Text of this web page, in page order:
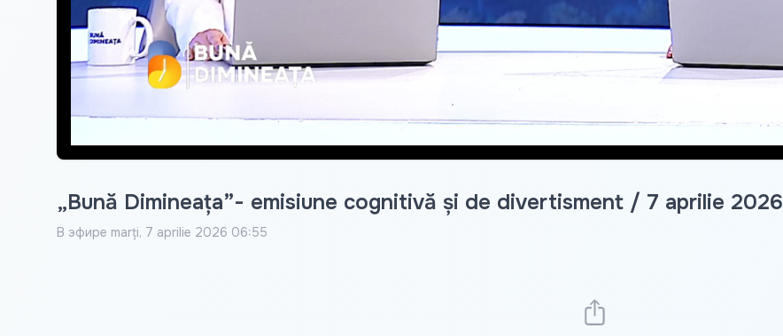
„Bună Dimineața”- emisiune cognitivă și de divertisment / 7 aprilie 2026
В эфире marți, 7 aprilie 2026 06:55